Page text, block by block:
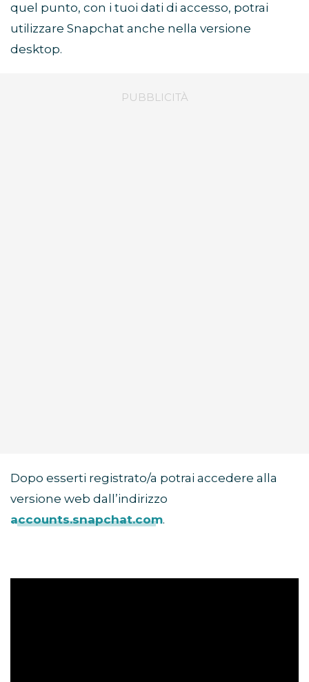
quel punto, con i tuoi dati di accesso, potrai
utilizzare Snapchat anche nella versione
desktop.
Dopo esserti registrato/a potrai accedere alla
versione web dall’indirizzo
accounts.snapchat.com.